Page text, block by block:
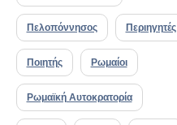
Πελοπόννησος Περιηγητές
Ποιητής Ρωμαίοι
Ρωμαϊκή Αυτοκρατορία